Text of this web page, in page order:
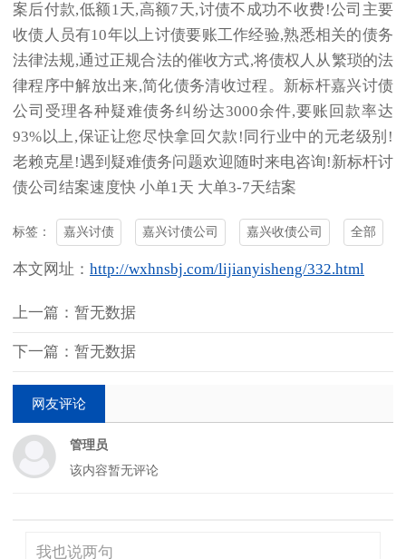
案后付款,低额1天,高额7天,讨债不成功不收费!公司主要
收债人员有10年以上讨债要账工作经验,熟悉相关的债务
法律法规,通过正规合法的催收方式,将债权人从繁琐的法
律程序中解放出来,简化债务清收过程。新标杆嘉兴讨债
公司受理各种疑难债务纠纷达3000余件,要账回款率达
93%以上,保证让您尽快拿回欠款!同行业中的元老级别!
老赖克星!遇到疑难债务问题欢迎随时来电咨询!新标杆讨
债公司结案速度快 小单1天 大单3-7天结案
标签： 嘉兴讨债 嘉兴讨债公司 嘉兴收债公司 全部
本文网址： http://wxhnsbj.com/lijianyisheng/332.html
上一篇：暂无数据
下一篇：暂无数据
网友评论
管理员
该内容暂无评论